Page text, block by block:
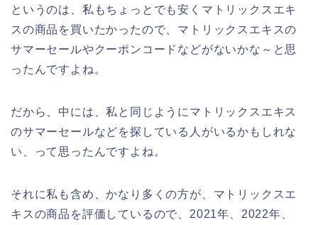
というのは、私もちょっとでも安くマトリックスエキ
スの商品を買いたかったので、マトリックスエキスの
サマーセールやクーポンコードなどがないかな～と思
ったんですよね。
だから、中には、私と同じようにマトリックスエキス
のサマーセールなどを探している人がいるかもしれな
い、って思ったんですよね。
それに私も含め、かなり多くの方が、マトリックスエ
キスの商品を評価しているので、2021年、2022年、